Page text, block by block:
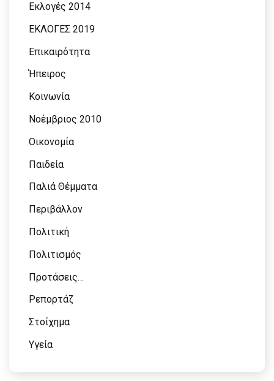
Εκλογές 2014
ΕΚΛΟΓΕΣ 2019
Επικαιρότητα
Ήπειρος
Κοινωνία
Νοέμβριος 2010
Οικονομία
Παιδεία
Παλιά Θέμματα
Περιβάλλον
Πολιτική
Πολιτισμός
Προτάσεις…
Ρεπορτάζ
Στοίχημα
Υγεία